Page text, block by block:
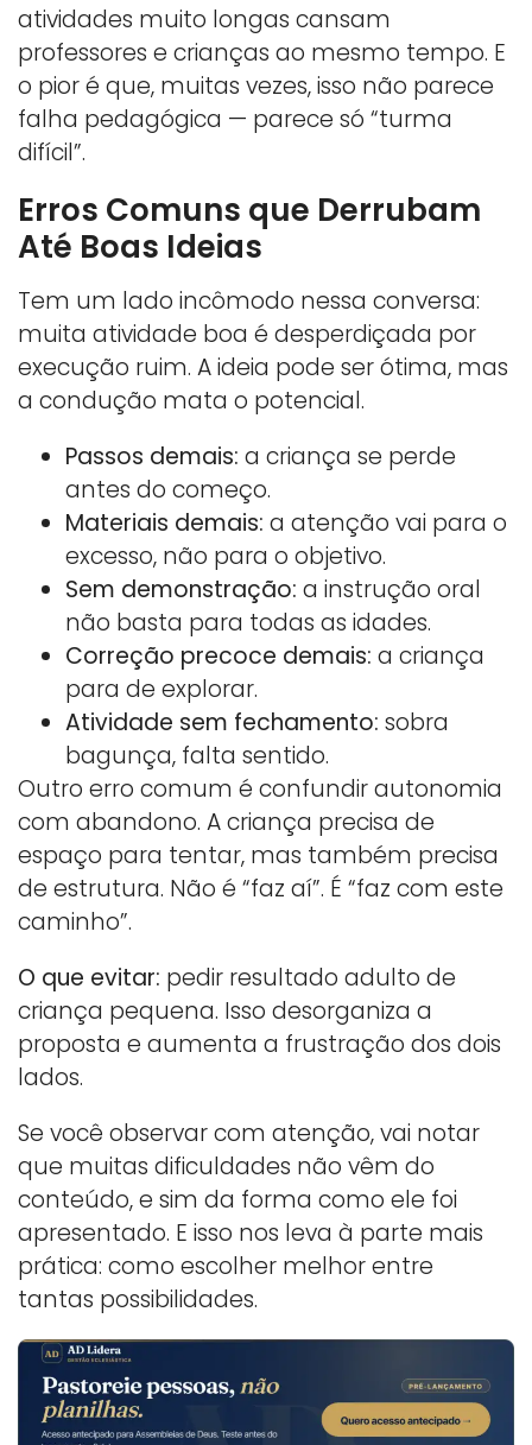
atividades muito longas cansam
professores e crianças ao mesmo tempo. E
o pior é que, muitas vezes, isso não parece
falha pedagógica — parece só “turma
difícil”.
Erros Comuns que Derrubam
Até Boas Ideias
Tem um lado incômodo nessa conversa:
muita atividade boa é desperdiçada por
execução ruim. A ideia pode ser ótima, mas
a condução mata o potencial.
Passos demais: a criança se perde
antes do começo.
Materiais demais: a atenção vai para o
excesso, não para o objetivo.
Sem demonstração: a instrução oral
não basta para todas as idades.
Correção precoce demais: a criança
para de explorar.
Atividade sem fechamento: sobra
bagunça, falta sentido.
Outro erro comum é confundir autonomia
com abandono. A criança precisa de
espaço para tentar, mas também precisa
de estrutura. Não é “faz aí”. É “faz com este
caminho”.
O que evitar: pedir resultado adulto de
criança pequena. Isso desorganiza a
proposta e aumenta a frustração dos dois
lados.
Se você observar com atenção, vai notar
que muitas dificuldades não vêm do
conteúdo, e sim da forma como ele foi
apresentado. E isso nos leva à parte mais
prática: como escolher melhor entre
tantas possibilidades.